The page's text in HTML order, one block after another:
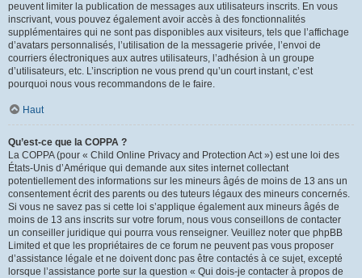
peuvent limiter la publication de messages aux utilisateurs inscrits. En vous
inscrivant, vous pouvez également avoir accès à des fonctionnalités
supplémentaires qui ne sont pas disponibles aux visiteurs, tels que l’affichage
d’avatars personnalisés, l’utilisation de la messagerie privée, l’envoi de
courriers électroniques aux autres utilisateurs, l’adhésion à un groupe
d’utilisateurs, etc. L’inscription ne vous prend qu’un court instant, c’est
pourquoi nous vous recommandons de le faire.
Haut
Qu’est-ce que la COPPA ?
La COPPA (pour « Child Online Privacy and Protection Act ») est une loi des
États-Unis d’Amérique qui demande aux sites internet collectant
potentiellement des informations sur les mineurs âgés de moins de 13 ans un
consentement écrit des parents ou des tuteurs légaux des mineurs concernés.
Si vous ne savez pas si cette loi s’applique également aux mineurs âgés de
moins de 13 ans inscrits sur votre forum, nous vous conseillons de contacter
un conseiller juridique qui pourra vous renseigner. Veuillez noter que phpBB
Limited et que les propriétaires de ce forum ne peuvent pas vous proposer
d’assistance légale et ne doivent donc pas être contactés à ce sujet, excepté
lorsque l’assistance porte sur la question « Qui dois-je contacter à propos de